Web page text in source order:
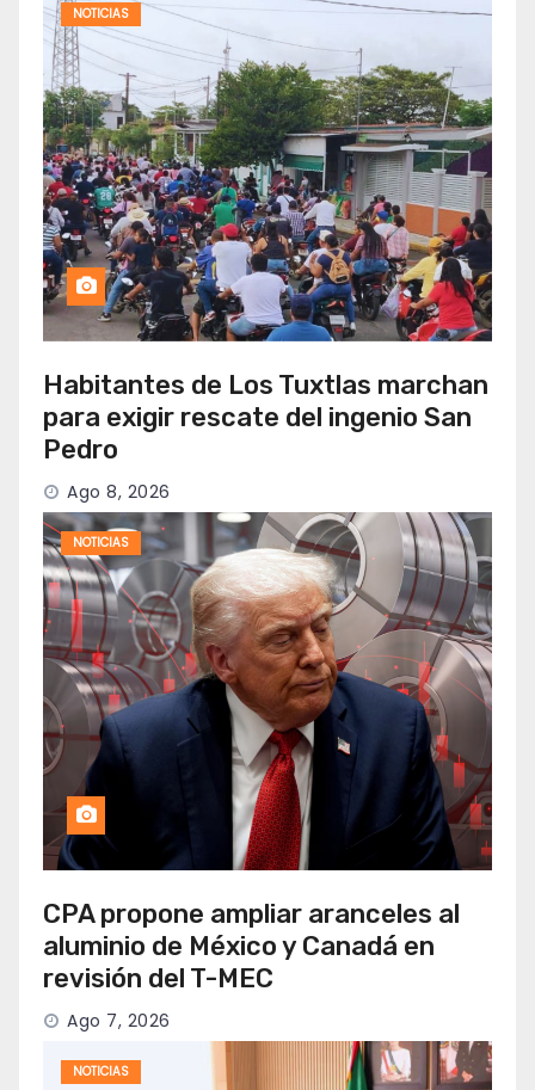
NOTICIAS
Habitantes de Los Tuxtlas marchan
para exigir rescate del ingenio San
Pedro
Ago 8, 2026
NOTICIAS
CPA propone ampliar aranceles al
aluminio de México y Canadá en
revisión del T-MEC
Ago 7, 2026
NOTICIAS